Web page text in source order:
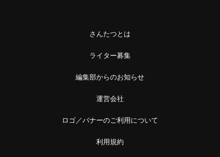
さんたつとは
ライター募集
編集部からのお知らせ
運営会社
ロゴ／バナーのご利用について
利用規約